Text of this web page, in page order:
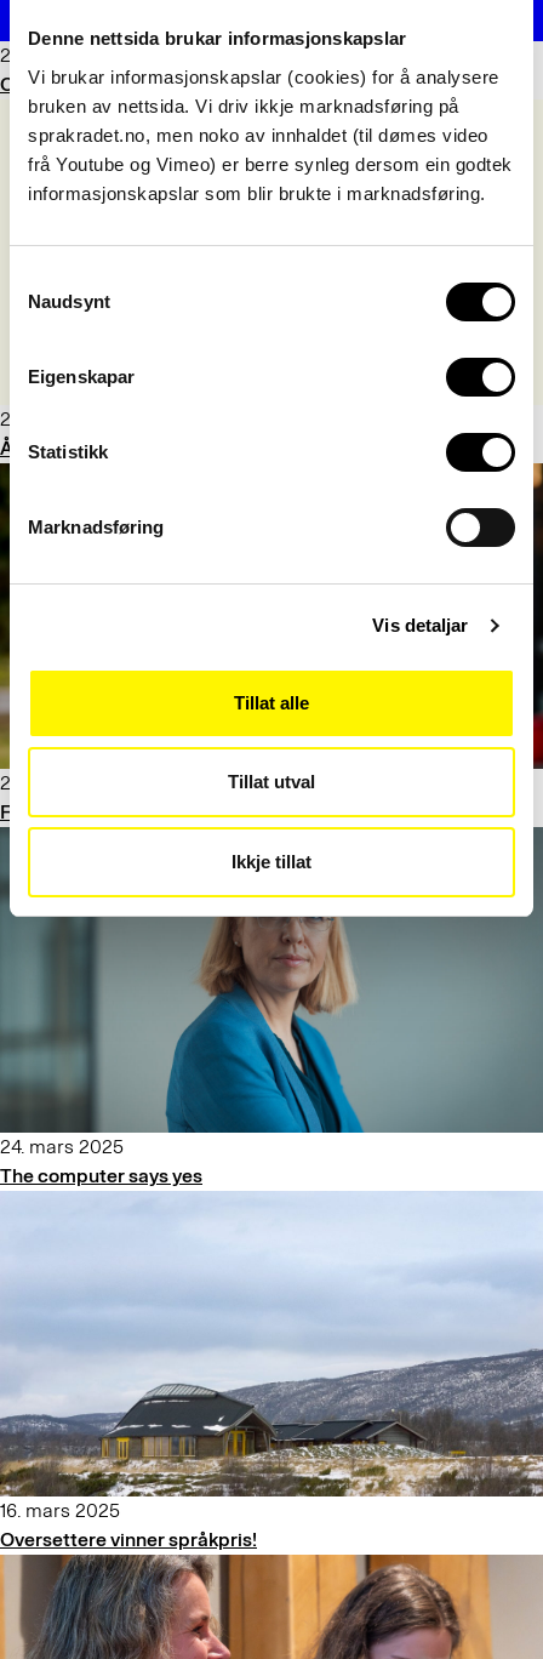
Denne nettsida brukar informasjonskapslar
Vi brukar informasjonskapslar (cookies) for å analysere
bruken av nettsida. Vi driv ikkje marknadsføring på
sprakradet.no, men noko av innhaldet (til dømes video
frå Youtube og Vimeo) er berre synleg dersom ein godtek
informasjonskapslar som blir brukte i marknadsføring.
Selection
Naudsynt
Eigenskapar
Statistikk
Marknadsføring
Vis detaljar
Tillat alle
Tillat utval
Ikkje tillat
22. april 2025
Oversettere får kvensk språkpris
25. mars 2025
Årets tegn 2024 er BLI-HINDRET
24. mars 2025
Framtidsutsikter
24. mars 2025
The computer says yes
16. mars 2025
Oversettere vinner språkpris!